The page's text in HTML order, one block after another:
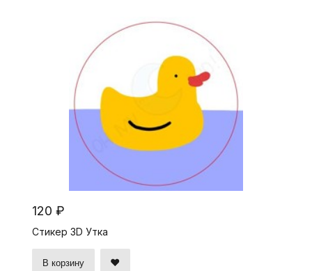
120 ₽
Стикер 3D Утка
В корзину